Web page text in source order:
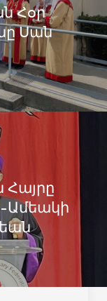
Հօր
Սան
Ամեակի